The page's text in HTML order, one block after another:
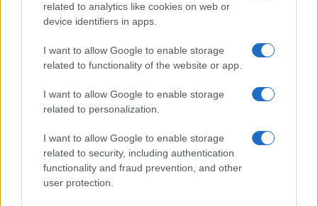
related to analytics like cookies on web or
device identifiers in apps.
I want to allow Google to enable storage
related to functionality of the website or app.
I want to allow Google to enable storage
related to personalization.
I want to allow Google to enable storage
related to security, including authentication
functionality and fraud prevention, and other
user protection.
Az izraeli tisztviselők, köztük Benjamin
Netanjahu miniszterelnök, már elkezdték
kifejezni nemtetszésüket a Biden-
adminisztráció azon szándékával
kapcsolatosan, hogy újra csatlakozzon az
egyezményhez, feszültséget keltve
Jeruzsálem és Washington között. Néhány
vezető izraeli politikus az elmúlt hónapokban
katonai fellépést is kilátásba helyezett Irán
nukleáris programjának leállítása érdekében.